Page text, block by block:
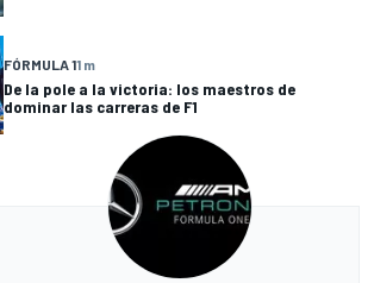
FÓRMULA 11 m
De la pole a la victoria: los maestros de
dominar las carreras de F1